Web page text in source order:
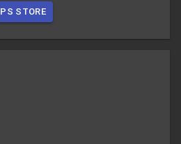
PS STORE